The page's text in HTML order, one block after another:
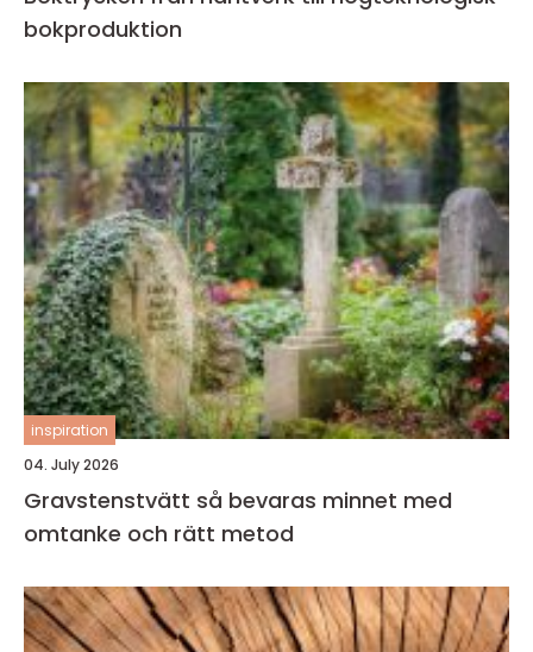
bokproduktion
inspiration
04. July 2026
Gravstenstvätt så bevaras minnet med
omtanke och rätt metod